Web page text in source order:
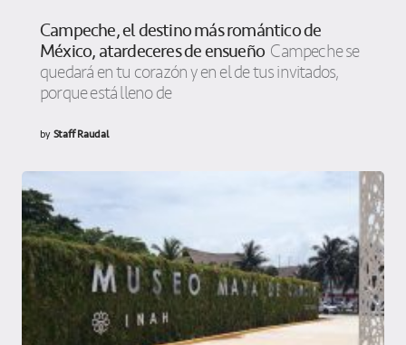
Campeche, el destino más romántico de
México, atardeceres de ensueño Campeche se
quedará en tu corazón y en el de tus invitados,
porque está lleno de
byStaff Raudal